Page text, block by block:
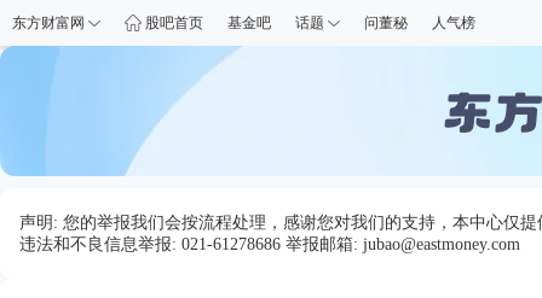
东方财富网 股吧首页 基金吧 话题 问董秘 人气榜
声明: 您的举报我们会按流程处理，感谢您对我们的支持，本中心仅
违法和不良信息举报: 021-61278686 举报邮箱: jubao@eastmoney.com